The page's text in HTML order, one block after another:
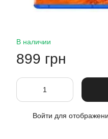
В наличии
899 грн
Войти для